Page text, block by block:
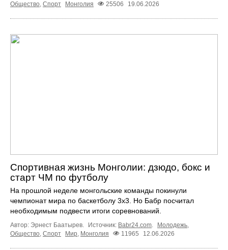
Общество, Спорт Монголия 25506 19.06.2026
Спортивная жизнь Монголии: дзюдо, бокс и
старт ЧМ по футболу
На прошлой неделе монгольские команды покинули
чемпионат мира по баскетболу 3х3. Но Бабр посчитал
необходимым подвести итоги соревнований.
Автор: Эрнест Баатырев. Источник: Babr24.com Молодежь
Общество Спорт Мир Монголия 11965 12.06.2026